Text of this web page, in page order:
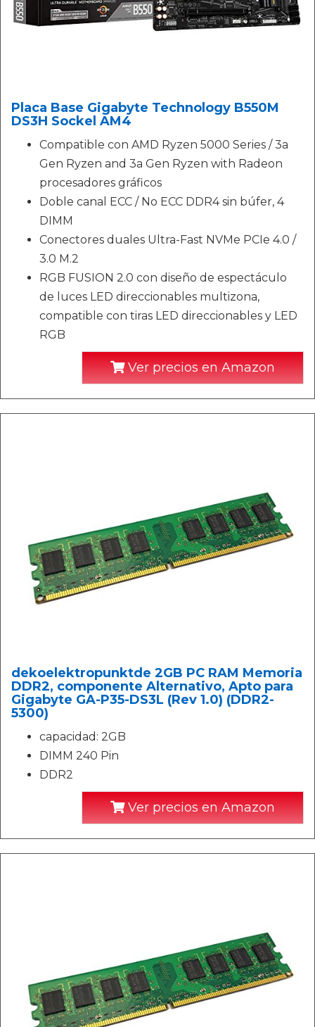
Placa Base Gigabyte Technology B550M
DS3H Sockel AM4
Compatible con AMD Ryzen 5000 Series / 3a
Gen Ryzen and 3a Gen Ryzen with Radeon
procesadores gráficos
Doble canal ECC / No ECC DDR4 sin búfer, 4
DIMM
Conectores duales Ultra-Fast NVMe PCIe 4.0 /
3.0 M.2
RGB FUSION 2.0 con diseño de espectáculo
de luces LED direccionables multizona,
compatible con tiras LED direccionables y LED
RGB
Ver precios en Amazon
dekoelektropunktde 2GB PC RAM Memoria
DDR2, componente Alternativo, Apto para
Gigabyte GA-P35-DS3L (Rev 1.0) (DDR2-
5300)
capacidad: 2GB
DIMM 240 Pin
DDR2
Ver precios en Amazon